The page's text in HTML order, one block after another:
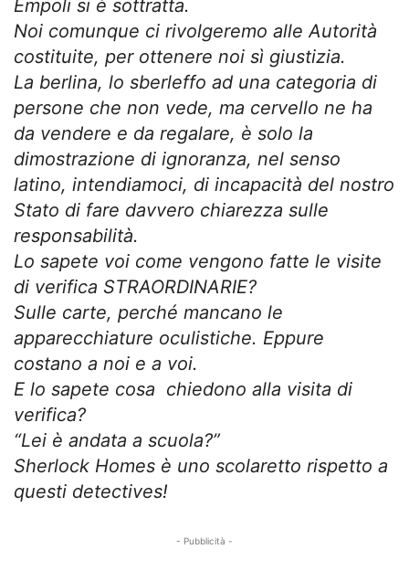
Empoli si è sottratta.
Noi comunque ci rivolgeremo alle Autorità
costituite, per ottenere noi sì giustizia.
La berlina, lo sberleffo ad una categoria di
persone che non vede, ma cervello ne ha
da vendere e da regalare, è solo la
dimostrazione di ignoranza, nel senso
latino, intendiamoci, di incapacità del nostro
Stato di fare davvero chiarezza sulle
responsabilità.
Lo sapete voi come vengono fatte le visite
di verifica STRAORDINARIE?
Sulle carte, perché mancano le
apparecchiature oculistiche. Eppure
costano a noi e a voi.
E lo sapete cosa chiedono alla visita di
verifica?
“Lei è andata a scuola?”
Sherlock Homes è uno scolaretto rispetto a
questi detectives!
- Pubblicità -